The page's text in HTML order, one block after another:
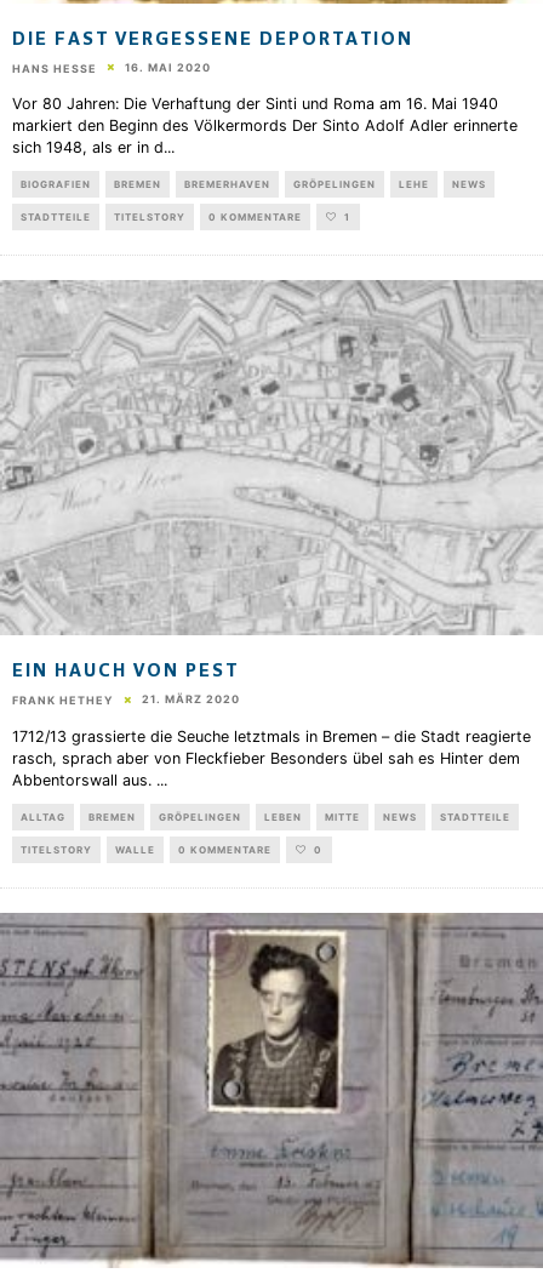
DIE FAST VERGESSENE DEPORTATION
HANS HESSE 16. MAI 2020
Vor 80 Jahren: Die Verhaftung der Sinti und Roma am 16. Mai 1940
markiert den Beginn des Völkermords Der Sinto Adolf Adler erinnerte
sich 1948, als er in d...
BIOGRAFIEN BREMEN BREMERHAVEN GRÖPELINGEN LEHE NEWS
STADTTEILE TITELSTORY 0 KOMMENTARE 1
EIN HAUCH VON PEST
FRANK HETHEY 21. MÄRZ 2020
1712/13 grassierte die Seuche letztmals in Bremen – die Stadt reagierte
rasch, sprach aber von Fleckfieber Besonders übel sah es Hinter dem
Abbentorswall aus. ...
ALLTAG BREMEN GRÖPELINGEN LEBEN MITTE NEWS STADTTEILE
TITELSTORY WALLE 0 KOMMENTARE 0